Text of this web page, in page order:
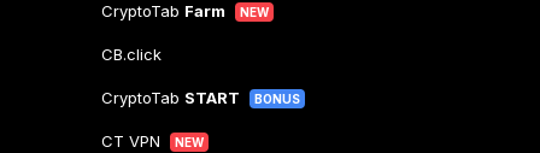
CryptoTab Farm NEW
CB.click
CryptoTab START BONUS
CT VPN NEW